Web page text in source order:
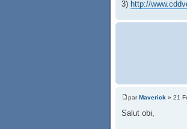
3) http://
parMaverick » 21
Salut obi,